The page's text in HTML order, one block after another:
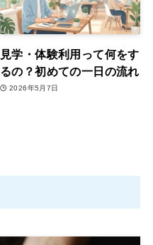
見学・体験利用って何をす
るの？初めての一日の流れ
2026年5月7日